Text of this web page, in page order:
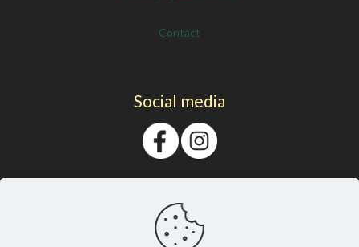
Contact
Social media